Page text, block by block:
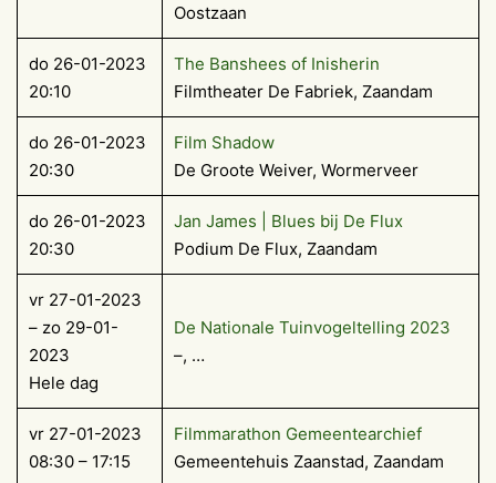
Oostzaan
do 26-01-2023
20:10
The Banshees of Inisherin
Filmtheater De Fabriek, Zaandam
do 26-01-2023
20:30
Film Shadow
De Groote Weiver, Wormerveer
do 26-01-2023
20:30
Jan James | Blues bij De Flux
Podium De Flux, Zaandam
vr 27-01-2023
– zo 29-01-
2023
Hele dag
De Nationale Tuinvogeltelling 2023
–, …
vr 27-01-2023
08:30 – 17:15
Filmmarathon Gemeentearchief
Gemeentehuis Zaanstad, Zaandam